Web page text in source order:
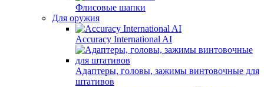
Флисовые шапки
Для оружия
Accuracy International AI
Адаптеры, головы, зажимы винтовочные для
штативов